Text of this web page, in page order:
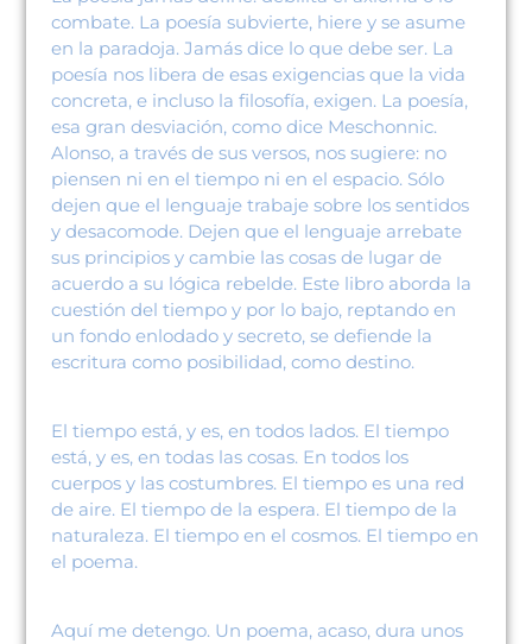
combate. La poesía subvierte, hiere y se asume
en la paradoja. Jamás dice lo que debe ser. La
poesía nos libera de esas exigencias que la vida
concreta, e incluso la filosofía, exigen. La poesía,
esa gran desviación, como dice Meschonnic.
Alonso, a través de sus versos, nos sugiere: no
piensen ni en el tiempo ni en el espacio. Sólo
dejen que el lenguaje trabaje sobre los sentidos
y desacomode. Dejen que el lenguaje arrebate
sus principios y cambie las cosas de lugar de
acuerdo a su lógica rebelde. Este libro aborda la
cuestión del tiempo y por lo bajo, reptando en
un fondo enlodado y secreto, se defiende la
escritura como posibilidad, como destino.
El tiempo está, y es, en todos lados. El tiempo
está, y es, en todas las cosas. En todos los
cuerpos y las costumbres. El tiempo es una red
de aire. El tiempo de la espera. El tiempo de la
naturaleza. El tiempo en el cosmos. El tiempo en
el poema.
Aquí me detengo. Un poema, acaso, dura unos